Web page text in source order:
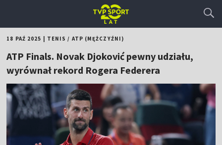
18 PAŹ 2025 TENIS / ATP (MĘŻCZYŹNI)
ATP Finals. Novak Djoković pewny udziału,
wyrównał rekord Rogera Federera